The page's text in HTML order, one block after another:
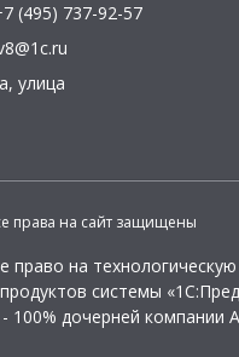
(495) 737-92-57
, улица
права на сайт защищены
право на
системы
дочерней компании